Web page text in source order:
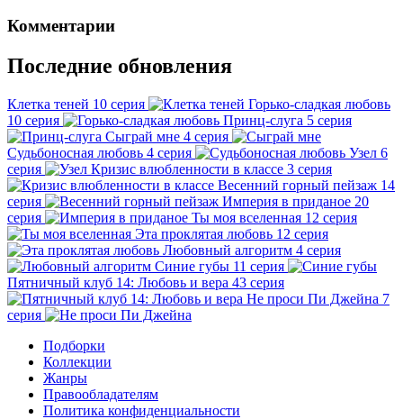
Комментарии
Последние обновления
Клетка теней 10 серия
Горько-сладкая любовь
10 серия
Принц-слуга 5 серия
Сыграй мне 4 серия
Судьбоносная любовь 4 серия Узел 6
серия
Кризис влюбленности в классе 3 серия
Весенний горный пейзаж 14
серия
Империя в приданое 20
серия
Ты моя вселенная 12 серия
Эта проклятая любовь 12 серия
Любовный алгоритм 4 серия
Синие губы 11 серия
Пятничный клуб 14: Любовь и вера 43 серия
Не проси Пи Джейна 7
серия
Подборки
Коллекции
Жанры
Правообладателям
Политика конфиденциальности